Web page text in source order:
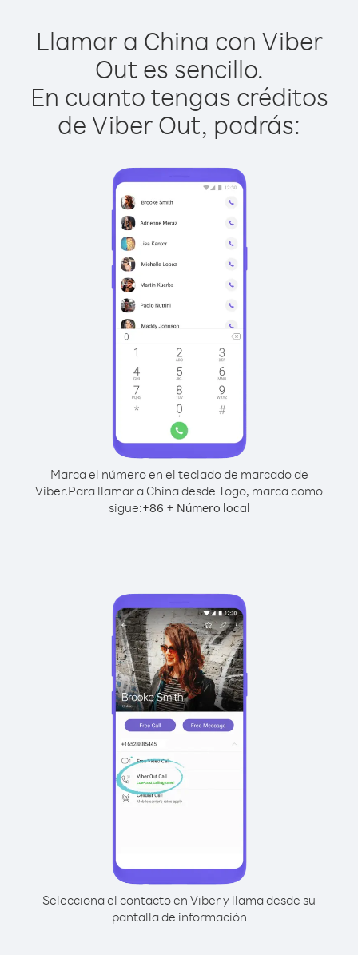
Llamar a China con Viber
Out es sencillo.
En cuanto tengas créditos
de Viber Out, podrás:
Marca el número en el teclado de marcado de
Viber.Para llamar a China desde Togo, marca como
sigue:+86 + Número local
Selecciona el contacto en Viber y llama desde su
pantalla de información